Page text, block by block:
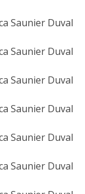
Saunier Duval
Saunier Duval
Saunier Duval
Saunier Duval
Saunier Duval
Saunier Duval